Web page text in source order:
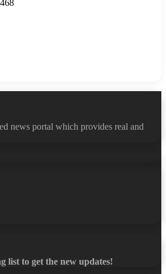
news portal which provides real and
list to get the new updates!